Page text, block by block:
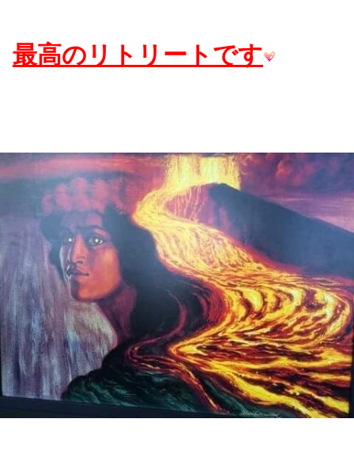
最高のリトリートです